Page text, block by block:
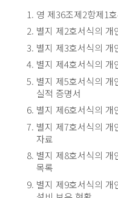
영 제36조제2항제1
별지 제2호서식의 개
별지 제3호서식의 개
별지 제4호서식의 개
별지 제5호서식의 개
실적 증명서
별지 제6호서식의 개
별지 제7호서식의 개
자료
별지 제8호서식의 개
목록
별지 제9호서식의 개